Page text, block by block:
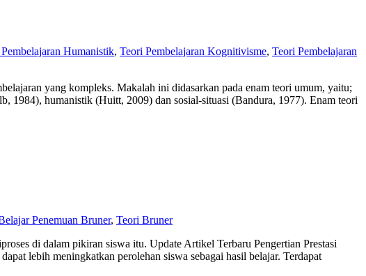
Humanistik, Teori Pembelajaran Kognitivisme, Teori Pembelajaran
yang kompleks. Makalah ini didasarkan pada enam teori umum, yaitu;
1984), humanistik (Huitt, 2009) dan sosial-situasi (Bandura, 1977). Enam teori
Penemuan Bruner, Teori Bruner
di dalam pikiran siswa itu. Update Artikel Terbaru Pengertian Prestasi
lebih meningkatkan perolehan siswa sebagai hasil belajar. Terdapat